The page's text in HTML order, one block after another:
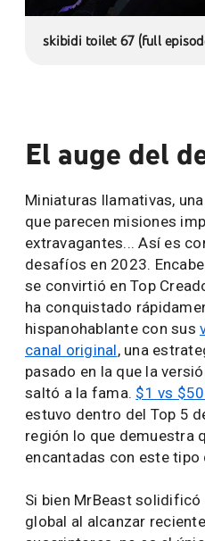
skibidi toilet 67 (full
El auge del
Miniaturas llamativas,
que parecen misiones
extravagantes... Así es
desafíos en 2023.
se convirtió en Top
ha conquistado
hispanohablante con sus
canal original, una
pasado en la que la
saltó a la fama. $1 vs
estuvo dentro del Top 5
región lo que demuestra
encantadas con este tipo
Si bien MrBeast
global al alcanzar